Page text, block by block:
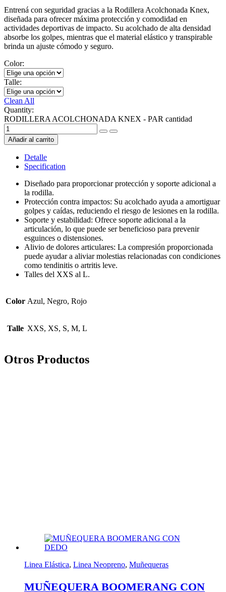
Entrená con seguridad gracias a la Rodillera Acolchonada Knex,
diseñada para ofrecer máxima protección y comodidad en
actividades deportivas de impacto. Su acolchado de alta densidad
absorbe los golpes, mientras que el material elástico y transpirable
brinda un ajuste cómodo y seguro.
Color:
Talle:
Clean All
Quantity:
RODILLERA ACOLCHONADA KNEX - PAR cantidad
Añadir al carrito
Detalle
Specification
Diseñado para proporcionar protección y soporte adicional a
la rodilla.
Protección contra impactos: Su acolchado ayuda a amortiguar
golpes y caídas, reduciendo el riesgo de lesiones en la rodilla.
Soporte y estabilidad: Ofrece soporte adicional a la
articulación, lo que puede ser beneficioso para prevenir
esguinces o distensiones.
Alivio de dolores articulares: La compresión proporcionada
puede ayudar a aliviar molestias relacionadas con condiciones
como tendinitis o artritis leve.
Talles del XXS al L.
Color Azul, Negro, Rojo
Talle XXS, XS, S, M, L
Otros Productos
Linea Elástica, Linea Neopreno, Muñequeras
MUÑEQUERA BOOMERANG CON